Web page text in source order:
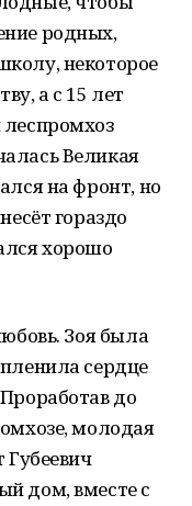
родных,
некоторое
а с 15 лет
леспромхоз
Великая
на фронт, но
гораздо
хорошо
Зоя была
сердце
до
молодая
Губеевич
дом, вместе с